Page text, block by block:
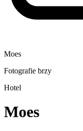
Moes
Fotografie brzy
Hotel
Moes